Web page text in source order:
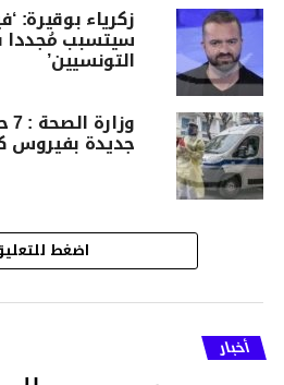
زكرياء بوقيرة:
سيتسبب مُجددا
التونسيين’
جديدة بفيروس
اضغط
أخبار